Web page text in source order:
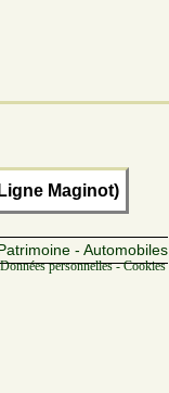
Maginot)
- Automobiles
Données personnelles -